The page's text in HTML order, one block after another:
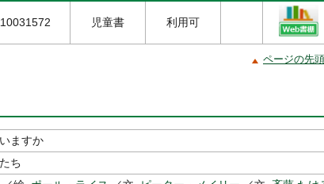
児童書 利用可
ページの先
ますか
ち